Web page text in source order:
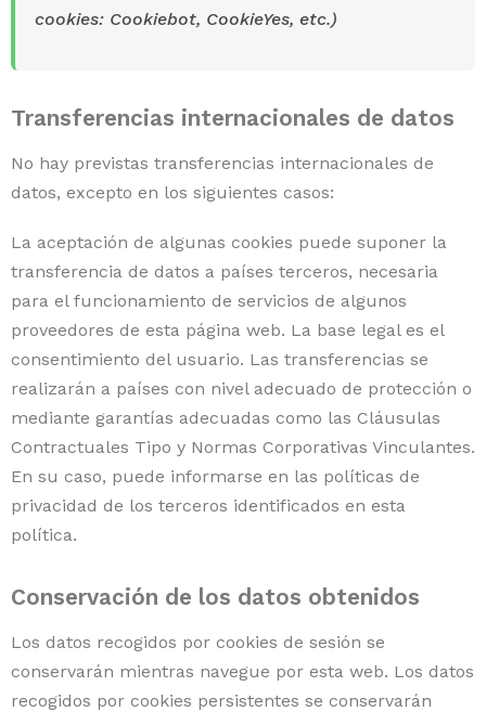
cookies: Cookiebot, CookieYes, etc.)
Transferencias internacionales de datos
No hay previstas transferencias internacionales de
datos, excepto en los siguientes casos:
La aceptación de algunas cookies puede suponer la
transferencia de datos a países terceros, necesaria
para el funcionamiento de servicios de algunos
proveedores de esta página web. La base legal es el
consentimiento del usuario. Las transferencias se
realizarán a países con nivel adecuado de protección o
mediante garantías adecuadas como las Cláusulas
Contractuales Tipo y Normas Corporativas Vinculantes.
En su caso, puede informarse en las políticas de
privacidad de los terceros identificados en esta
política.
Conservación de los datos obtenidos
Los datos recogidos por cookies de sesión se
conservarán mientras navegue por esta web. Los datos
recogidos por cookies persistentes se conservarán